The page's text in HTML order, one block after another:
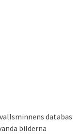
databas
bilderna